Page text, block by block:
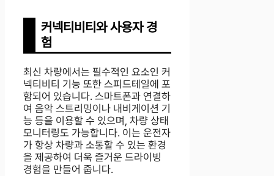
커넥티비티와 사용자 경
험
최신 차량에서는 필수적인 요소인 커
넥티비티 기능 또한 스피드테일에 포
함되어 있습니다. 스마트폰과 연결하
여 음악 스트리밍이나 내비게이션 기
능 등을 이용할 수 있으며, 차량 상태
모니터링도 가능합니다. 이는 운전자
가 항상 차량과 소통할 수 있는 환경
을 제공하여 더욱 즐거운 드라이빙
경험을 만들어 줍니다.